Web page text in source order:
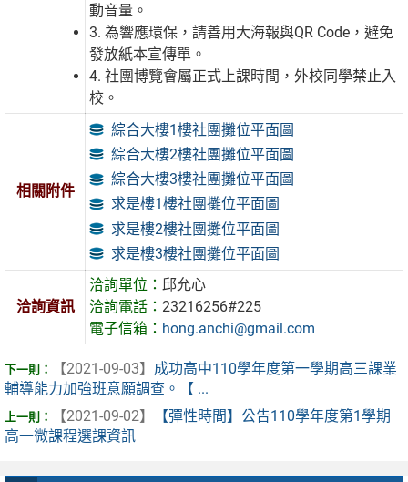
動音量。
3. 為響應環保，請善用大海報與QR Code，避免
發放紙本宣傳單。
4. 社團博覽會屬正式上課時間，外校同學禁止入
校。
相關附件
綜合大樓1樓社團攤位平面圖
綜合大樓2樓社團攤位平面圖
綜合大樓3樓社團攤位平面圖
求是樓1樓社團攤位平面圖
求是樓2樓社團攤位平面圖
求是樓3樓社團攤位平面圖
洽詢資訊
洽詢單位：邱允心
洽詢電話：23216256#225
電子信箱： hong.anchi@gmail.com
【2021-09-03】 成功高中110學年度第一學期高三課業
輔導能力加強班意願調查。【 ...
【2021-09-02】
【彈性時間】公告110學年度第1學期
高一微課程選課資訊